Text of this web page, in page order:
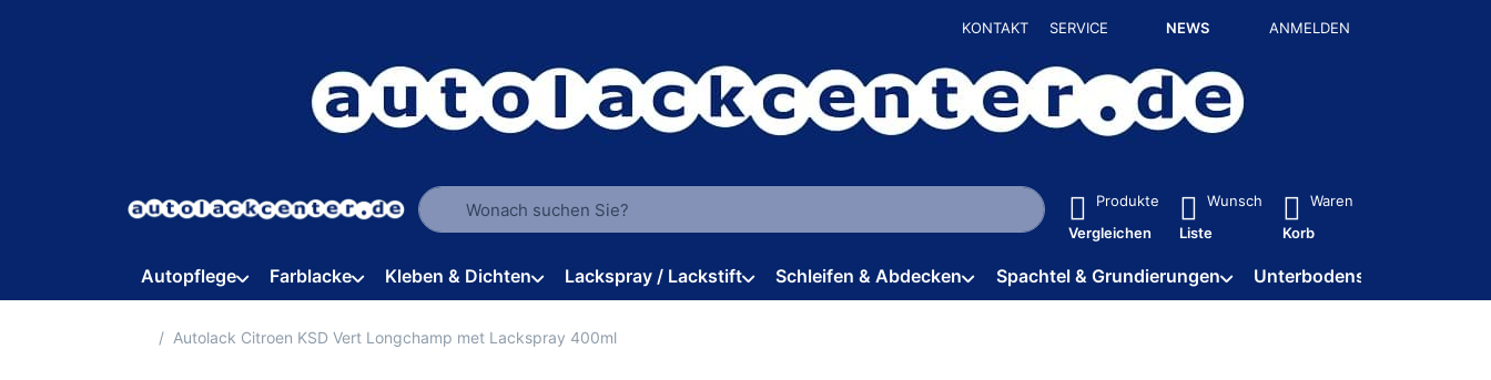
KONTAKT SERVICE NEWS ANMELDEN
Geben Sie einen Suchbegriff ein. Während Sie tippen, erscheinen automatisch erste Ergebnisse. Drücken Sie die Eingabetaste, um alle
Produkte
Vergleichen
Wunsch
Liste
Waren
Korb
Autopflege Farblacke Kleben & Dichten Lackspray / Lackstift Schleifen & Abdecken Spachtel & Grundierungen Unterbodenschutz / HV
Startseite
Autolack Citroen KSD Vert Longchamp met Lackspray 400ml